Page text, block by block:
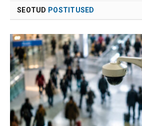
SEOTUD POSTITUSED